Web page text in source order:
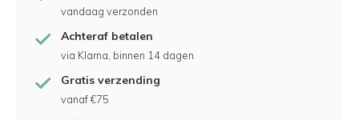
vandaag verzonden
Achteraf betalen
via Klarna, binnen 14 dagen
Gratis verzending
vanaf €75